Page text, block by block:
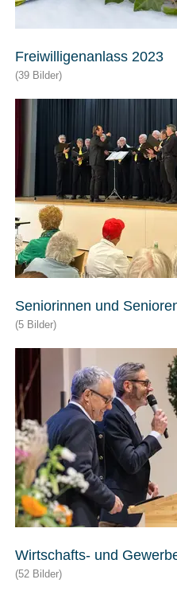
Freiwilligenanlass 2023
(39 Bilder)
Seniorinnen und
(5 Bilder)
Wirtschafts- und
(52 Bilder)